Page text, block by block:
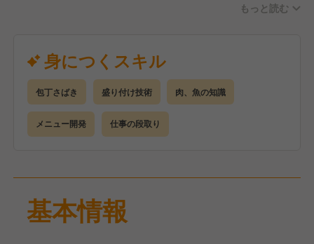
各店舗のスタッフのアイデアを反映。スキルアップも
将来的にはメニュー開発・指導業務など、店舗の管
理・運営面でも活躍してください！
もっと読む
身につくスキル
包丁さばき 盛り付け技術 肉、魚の知識
メニュー開発 仕事の段取り
基本情報